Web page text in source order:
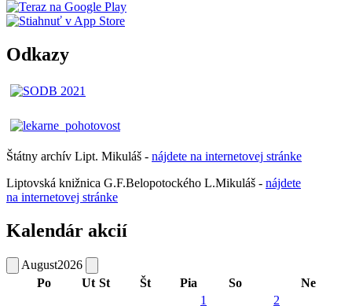
Odkazy
Štátny archív Lipt. Mikuláš - nájdete na internetovej stránke
Liptovská knižnica G.F.Belopotockého L.Mikuláš - nájdete
na internetovej stránke
Kalendár akcií
August2026
Po
Ut St Št Pia So Ne
1
2